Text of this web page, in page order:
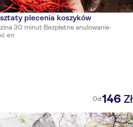
plecenia koszyków
30 minut·Bezpłatne anulowanie·
en
Od:146 Zł